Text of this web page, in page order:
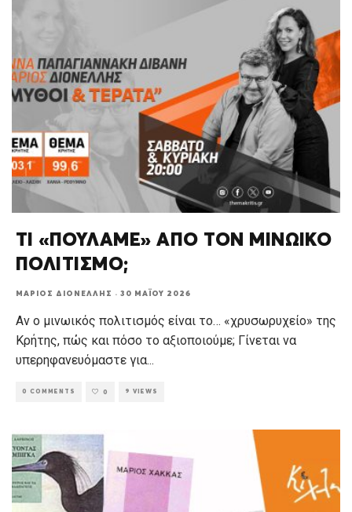
ΤΙ «ΠΟΥΛΑΜΕ» ΑΠΟ ΤΟΝ ΜΙΝΩΙΚΟ
ΠΟΛΙΤΙΣΜΟ;
ΜΆΡΙΟΣ ΔΙΟΝΈΛΛΗΣ · 30 ΜΑΪ́ΟΥ 2026
Αν ο μινωικός πολιτισμός είναι το… «χρυσωρυχείο» της
Κρήτης, πώς και πόσο το αξιοποιούμε; Γίνεται να
υπερηφανευόμαστε για...
0 COMMENTS 0 9 VIEWS